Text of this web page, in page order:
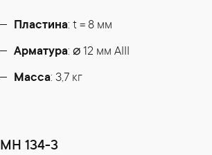
Пластина: t = 8 мм
Арматура: ⌀ 12 мм АIII
Масса: 3,7 кг
МН 134-3